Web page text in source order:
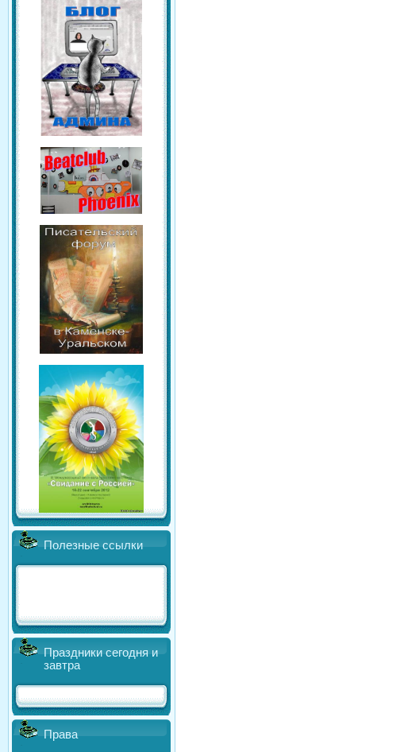
Полезные ссылки
Праздники сегодня и
завтра
Права